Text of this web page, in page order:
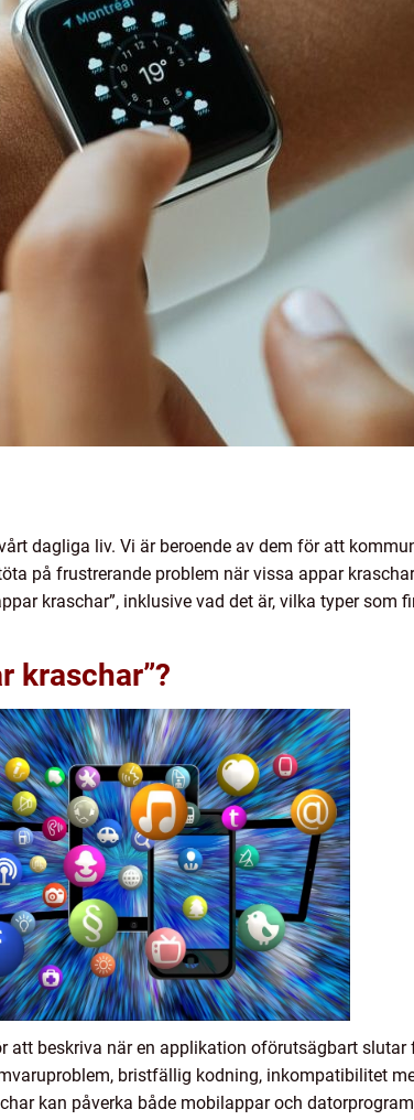
dagliga liv. Vi är beroende av dem för att
på frustrerande problem när vissa appar
kraschar”, inklusive vad det är, vilka typer som
kraschar”?
att beskriva när en applikation oförutsägbart
bristfällig kodning, inkompatibilitet
kan påverka både mobilappar och